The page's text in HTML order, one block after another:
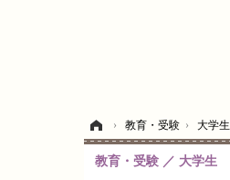
› 教育・受験 › 大学生
教育・受験 大学生